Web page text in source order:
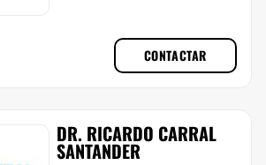
CONTACTAR
DR. RICARDO CARRAL
SANTANDER